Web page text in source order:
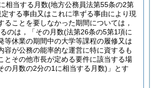
相当する月数(地方公務員法第55条の2第
する事由又はこれに準ずる事由により現
ることを要しなかった期間については，
るのは，「その月数(法第26条の5第1項に
等休業の期間中の大学等課程の履修又は
容が公務の能率的な運営に特に資するも
とその他市長が定める要件に該当する場
の月数の2分の1に相当する月数) 」とす